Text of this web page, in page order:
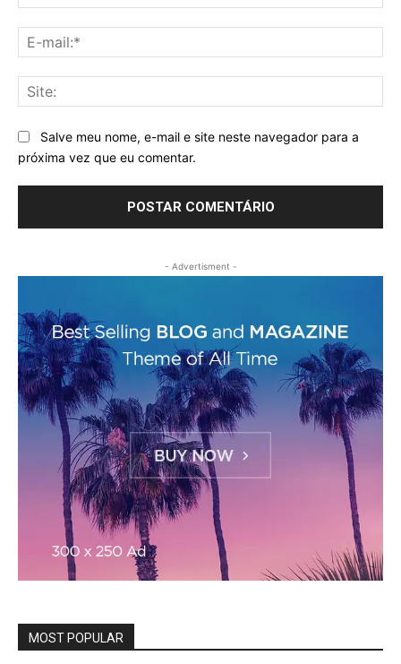
Salve meu nome, e-mail e site neste navegador para a
próxima vez que eu comentar.
- Advertisment -
MOST POPULAR